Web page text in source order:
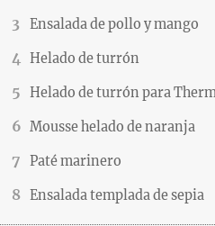
Ensalada de pollo y mango
Helado de turrón
Helado de turrón para
Mousse helado de naranja
Paté marinero
Ensalada templada de sepia